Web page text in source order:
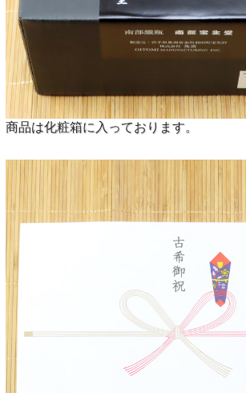
商品は化粧箱に入っております。